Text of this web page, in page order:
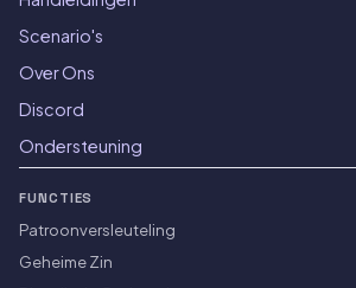
Scenario's
Over Ons
Discord
Ondersteuning
FUNCTIES
Patroonversleuteling
Geheime Zin